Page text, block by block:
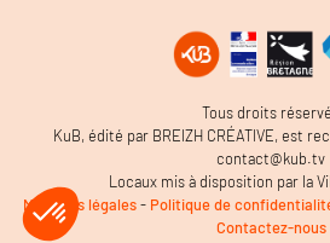
Tous droits
KuB, édité par BREIZH CRÉATIVE, est
contact@kub.tv
Locaux mis à disposition par la
Mentions légales- Politique de
Contactez-nous